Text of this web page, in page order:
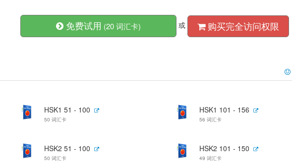
免费试用 (20 词汇卡) 或 购买完全访问权限
HSK1 51 - 100
50 词汇卡
HSK1 101 - 156
56 词汇卡
HSK2 51 - 100
50 词汇卡
HSK2 101 - 150
49 词汇卡